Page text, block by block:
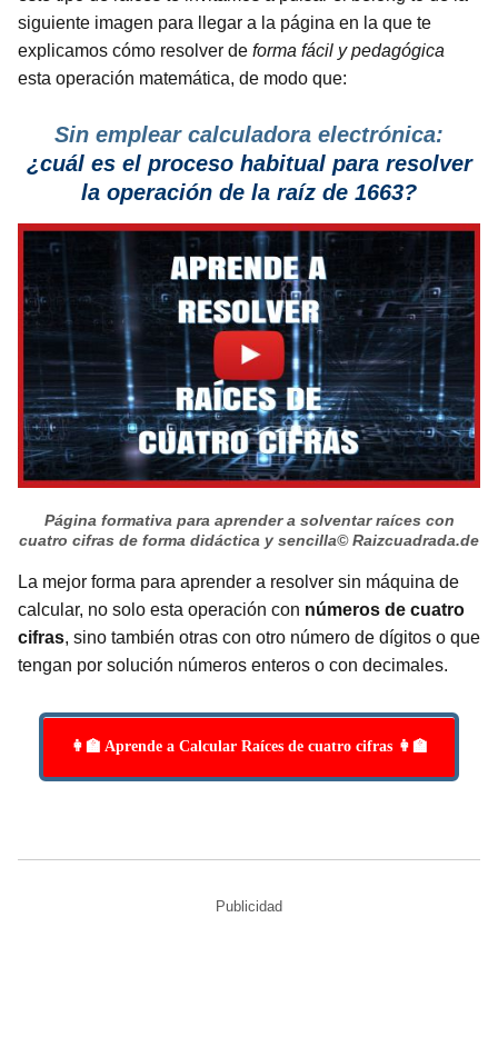
siguiente imagen para llegar a la página en la que te
explicamos cómo resolver de forma fácil y pedagógica
esta operación matemática, de modo que:
Sin emplear calculadora electrónica:
¿cuál es el proceso habitual para resolver
la operación de la raíz de 1663?
Página formativa para aprender a solventar raíces con
cuatro cifras de forma didáctica y sencilla© Raizcuadrada.de
La mejor forma para aprender a resolver sin máquina de
calcular, no solo esta operación con números de cuatro
cifras, sino también otras con otro número de dígitos o que
tengan por solución números enteros o con decimales.
👩‍🏫 Aprende a Calcular Raíces de cuatro cifras 👩‍🏫
Publicidad